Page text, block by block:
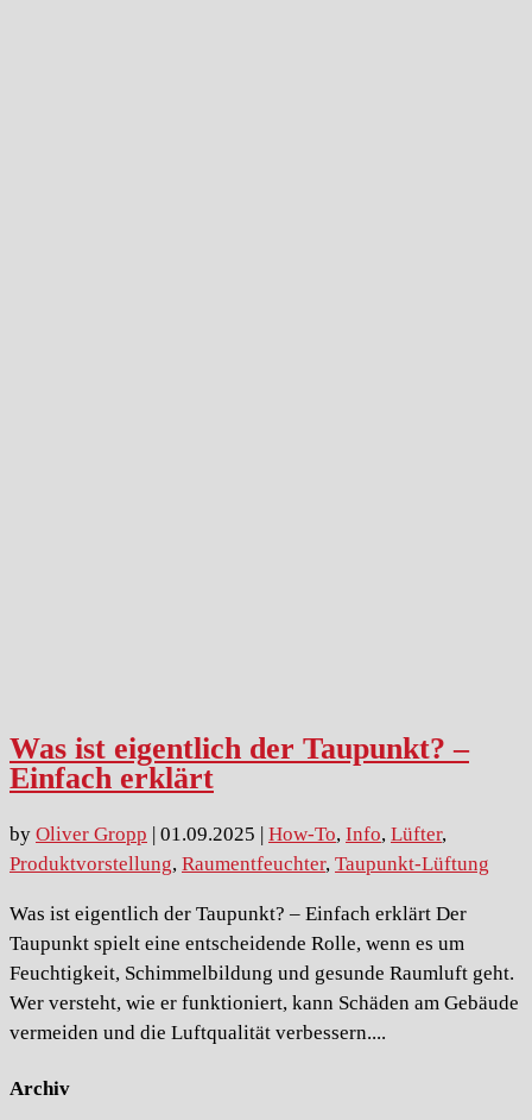
Was ist eigentlich der Taupunkt? –
Einfach erklärt
by Oliver Gropp | 01.09.2025 | How-To, Info, Lüfter,
Produktvorstellung, Raumentfeuchter, Taupunkt-Lüftung
Was ist eigentlich der Taupunkt? – Einfach erklärt Der
Taupunkt spielt eine entscheidende Rolle, wenn es um
Feuchtigkeit, Schimmelbildung und gesunde Raumluft geht.
Wer versteht, wie er funktioniert, kann Schäden am Gebäude
vermeiden und die Luftqualität verbessern....
Archiv